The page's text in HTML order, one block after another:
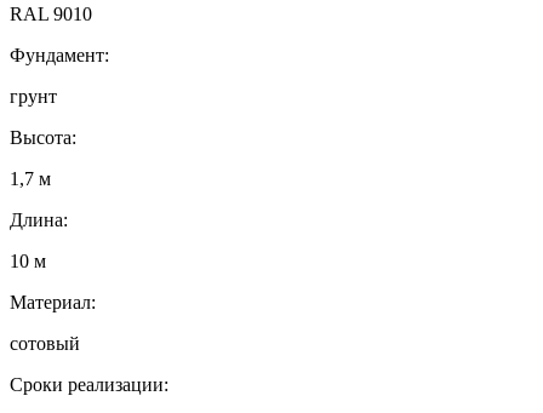
RAL 9010
Фундамент:
грунт
Высота:
1,7 м
Длина:
10 м
Материал:
сотовый
Сроки реализации: